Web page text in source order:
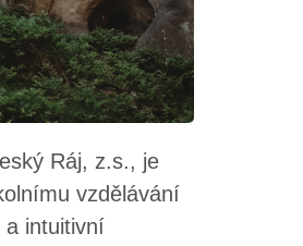
Ráj, z.s., je
vzdělávání
a intuitivní